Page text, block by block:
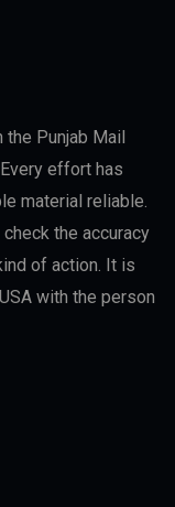
Punjab Mail
effort has
material reliable.
the accuracy
of action. It is
with the person